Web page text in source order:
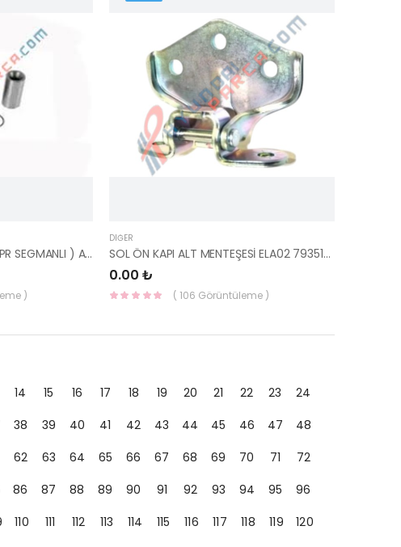
PISTON SEGMAN 0.50 ( NPR SEGMANLI ) ACCENT 1.5 00-02 G4EC-G G4EB YEN-4483-050-NP
)
DIĞER
SOL ÖN KAPI ALT MENTEŞESİ ELA02 79351-2D000-HMC
0.00 ₺
( 106 Görüntüleme )
14 15 16 17 18 19 20 21 22 23
24
38 39 40 41 42 43 44 45 46 47
48
62 63 64 65 66 67 68 69 70 71
72
86 87 88 89 90 91 92 93 94 95
96
110 111 112 113 114 115 116 117 118 119
120